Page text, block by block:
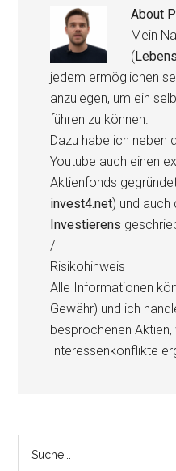
About
Mein
(
jedem ermöglichen
anzulegen, um ein
führen zu können.
Dazu habe ich neben
Youtube auch einen
Aktienfonds
invest4.net) und auch
Investierens
/
Risikohinweis
Alle Informationen
Gewähr) und ich
besprochenen
Interessenkonflikte